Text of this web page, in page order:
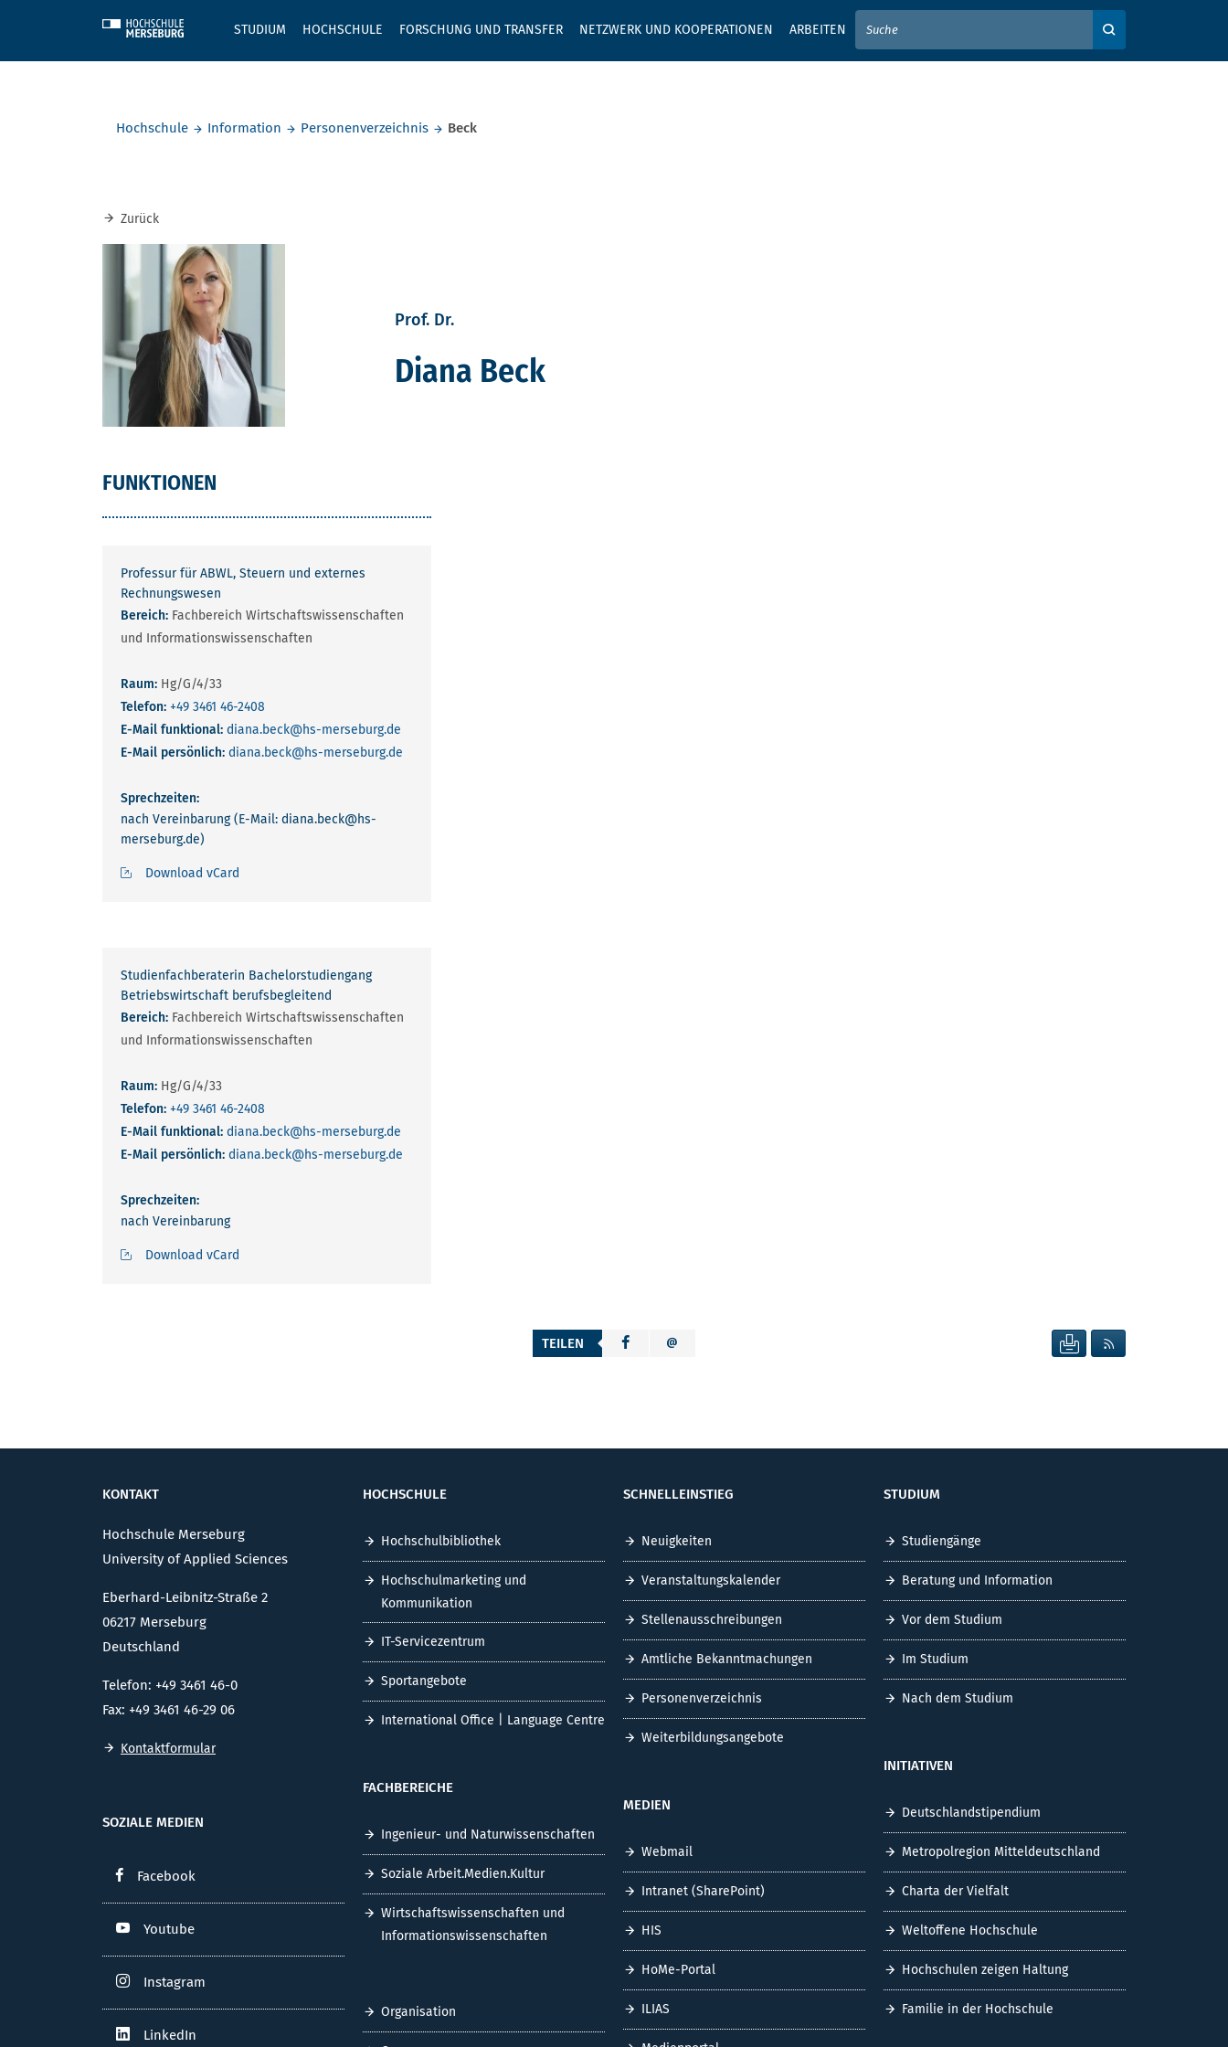
STUDIUM HOCHSCHULE FORSCHUNG UND TRANSFER NETZWERK UND KOOPERATIONEN ARBEITEN
GEBEN SIE HIER IHREN SUCHBEGRIFF EIN
Hochschule
Information Personenverzeichnis Beck
Zurück
Prof. Dr.
Diana Beck
FUNKTIONEN
Professur für ABWL, Steuern und externes
Rechnungswesen
Bereich: Fachbereich Wirtschaftswissenschaften
und Informationswissenschaften
Raum: Hg/G/4/33
Telefon: +49 3461 46-2408
E-Mail funktional: diana.beck@hs-merseburg.de
E-Mail persönlich: diana.beck@hs-merseburg.de
Sprechzeiten:
nach Vereinbarung (E-Mail: diana.beck@hs-
merseburg.de)
Download vCard
Studienfachberaterin Bachelorstudiengang
Betriebswirtschaft berufsbegleitend
Bereich: Fachbereich Wirtschaftswissenschaften
und Informationswissenschaften
Raum: Hg/G/4/33
Telefon: +49 3461 46-2408
E-Mail funktional: diana.beck@hs-merseburg.de
E-Mail persönlich: diana.beck@hs-merseburg.de
Sprechzeiten:
nach Vereinbarung
Download vCard
TEILEN SEITE DRUCKEN
KONTAKT
Hochschule Merseburg
University of Applied Sciences
Eberhard-Leibnitz-Straße 2
06217 Merseburg
Deutschland
Telefon: +49 3461 46-0
Fax: +49 3461 46-29 06
Kontaktformular
SOZIALE MEDIEN
Facebook
Youtube
Instagram
LinkedIn
HOCHSCHULE
Hochschulbibliothek
Hochschulmarketing und
Kommunikation
IT-Servicezentrum
Sportangebote
International Office | Language Centre
FACHBEREICHE
Ingenieur- und Naturwissenschaften
Soziale Arbeit.Medien.Kultur
Wirtschaftswissenschaften und
Informationswissenschaften
Organisation
SCHNELLEINSTIEG
Neuigkeiten
Veranstaltungskalender
Stellenausschreibungen
Amtliche Bekanntmachungen
Personenverzeichnis
Weiterbildungsangebote
MEDIEN
Webmail
Intranet (SharePoint)
HIS
HoMe-Portal
ILIAS
STUDIUM
Studiengänge
Beratung und Information
Vor dem Studium
Im Studium
Nach dem Studium
INITIATIVEN
Deutschlandstipendium
Metropolregion Mitteldeutschland
Charta der Vielfalt
Weltoffene Hochschule
Hochschulen zeigen Haltung
Familie in der Hochschule